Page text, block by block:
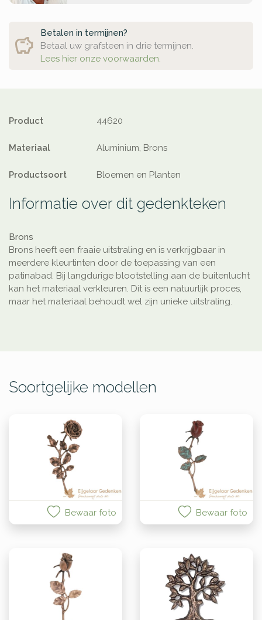
Betalen in termijnen?
Betaal uw grafsteen in drie termijnen.
Lees hier onze voorwaarden.
Product 44620
Materiaal Aluminium, Brons
Productsoort Bloemen en Planten
Informatie over dit gedenkteken
Brons
Brons heeft een fraaie uitstraling en is verkrijgbaar in
meerdere kleurtinten door de toepassing van een
patinabad. Bij langdurige blootstelling aan de buitenlucht
kan het materiaal verkleuren. Dit is een natuurlijk proces,
maar het materiaal behoudt wel zijn unieke uitstraling.
Soortgelijke modellen
Bewaar foto Bewaar foto